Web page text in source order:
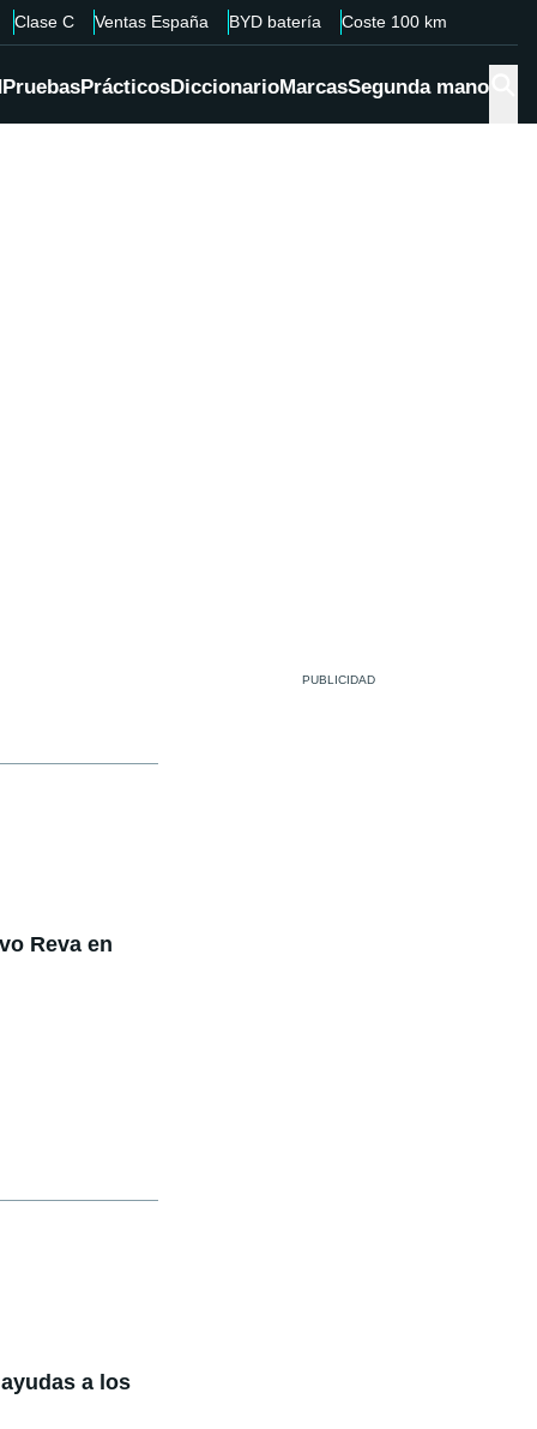
Clase C Ventas España BYD batería Coste 100 km
PruebasPrácticosDiccionarioMarcasSegunda mano
Reva en
a los